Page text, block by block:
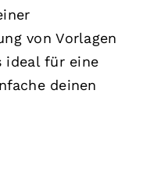
von Vorlagen
ideal für eine
deinen